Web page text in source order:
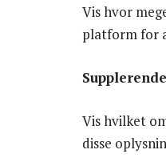
Vis hvor
platform for
Vis hvilket
disse